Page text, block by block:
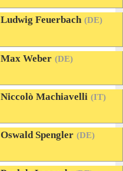
Ludwig Feuerbach (DE)
Max Weber (DE)
Niccolò Machiavelli (IT)
Oswald Spengler (DE)